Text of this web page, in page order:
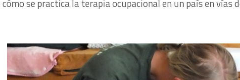
se practica la terapia ocupacional en un país en vías